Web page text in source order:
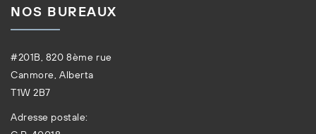
NOS BUREAUX
#201B, 820 8ème rue
Canmore, Alberta
T1W 2B7
Adresse postale: